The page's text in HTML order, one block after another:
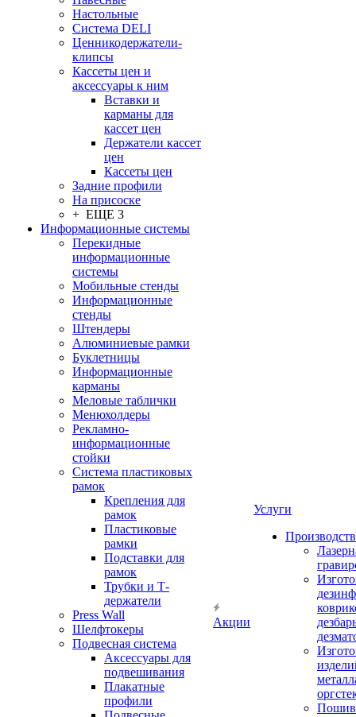
Настольные
Система DELI
Ценникодержатели-
клипсы
Кассеты цен и
аксессуары к ним
Вставки и
карманы для
кассет цен
Держатели кассет
цен
Кассеты цен
Задние профили
На присоске
+ ЕЩЕ 3
Информационные системы
Перекидные
информационные
системы
Мобильные стенды
Информационные
стенды
Штендеры
Алюминиевые рамки
Буклетницы
Информационные
карманы
Меловые таблички
Менюхолдеры
Рекламно-
информационные
стойки
Система пластиковых
рамок
Крепления для
рамок
Пластиковые
рамки
Подставки для
рамок
Трубки и Т-
держатели
Press Wall
Шелфтокеры
Подвесная система
Аксессуары для
подвешивания
Плакатные
профили
Акции
Услуги
Пошив